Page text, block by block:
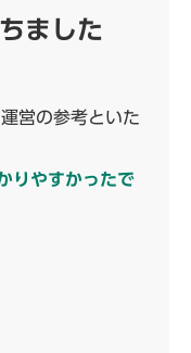
ました
営の参考といた
りやすかったで